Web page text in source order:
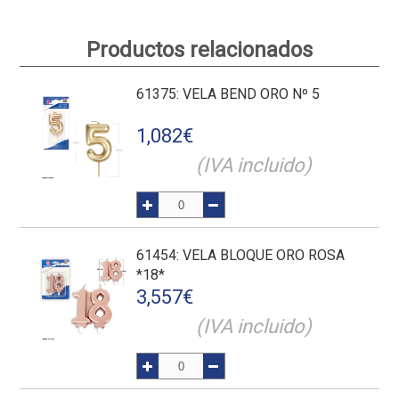
Productos relacionados
61375: VELA BEND ORO Nº 5
1,082€
(IVA incluido)
61454: VELA BLOQUE ORO ROSA
*18*
3,557€
(IVA incluido)